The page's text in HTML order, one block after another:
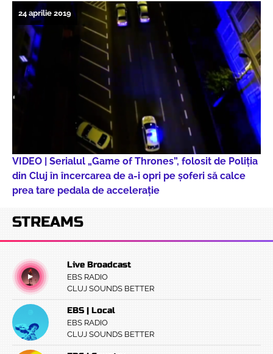
VIDEO | Serialul „Game of Thrones”, folosit de Poliția
din Cluj în încercarea de a-i opri pe șoferi să calce
prea tare pedala de accelerație
24 aprilie 2019
STREAMS
Live Broadcast
EBS RADIO
CLUJ SOUNDS BETTER
EBS | Local
EBS RADIO
CLUJ SOUNDS BETTER